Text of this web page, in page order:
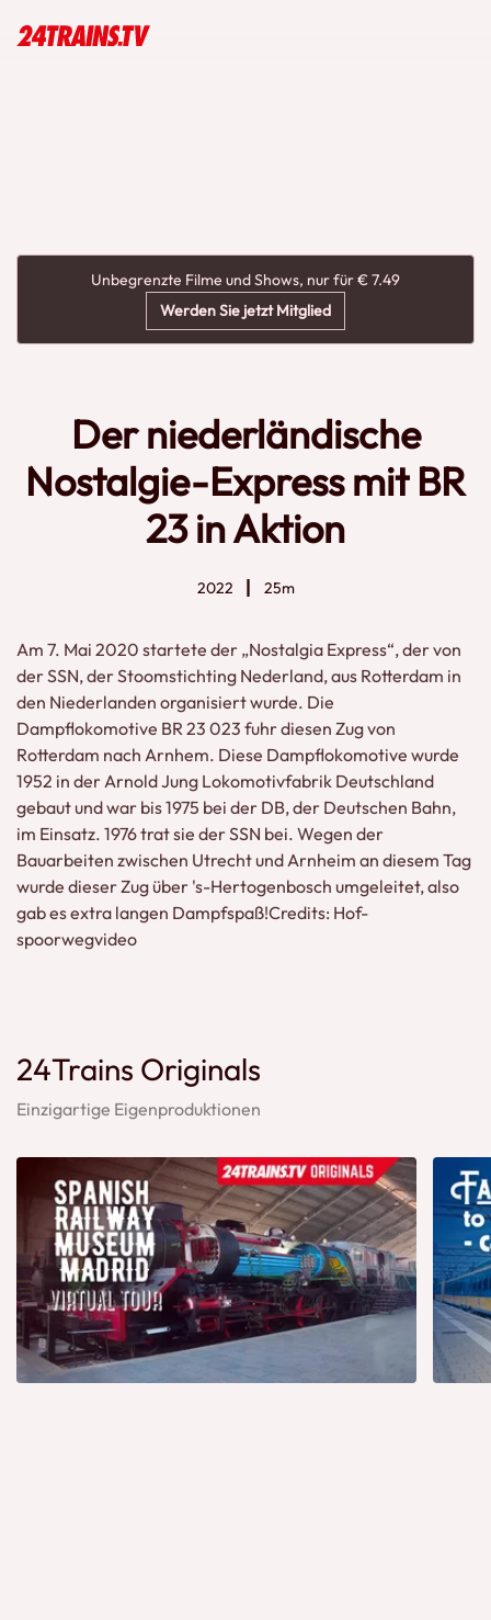
Unbegrenzte Filme und Shows, nur für € 7.49
Werden Sie jetzt Mitglied
Der niederländische
Nostalgie-Express mit BR
23 in Aktion
2022 25m
Am 7. Mai 2020 startete der „Nostalgia Express“, der von
der SSN, der Stoomstichting Nederland, aus Rotterdam in
den Niederlanden organisiert wurde. Die
Dampflokomotive BR 23 023 fuhr diesen Zug von
Rotterdam nach Arnhem. Diese Dampflokomotive wurde
1952 in der Arnold Jung Lokomotivfabrik Deutschland
gebaut und war bis 1975 bei der DB, der Deutschen Bahn,
im Einsatz. 1976 trat sie der SSN bei. Wegen der
Bauarbeiten zwischen Utrecht und Arnheim an diesem Tag
wurde dieser Zug über 's-Hertogenbosch umgeleitet, also
gab es extra langen Dampfspaß!Credits: Hof-
spoorwegvideo
24Trains Originals
Einzigartige Eigenproduktionen